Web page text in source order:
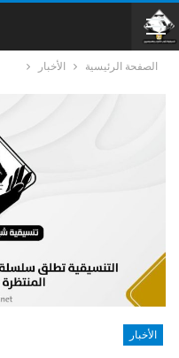
الصفحة الرئيسية الأخبار
الأخبار